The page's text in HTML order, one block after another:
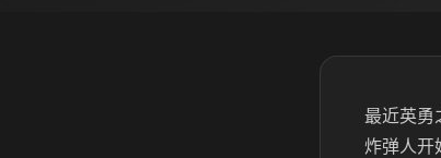
最近英勇
炸弹人开